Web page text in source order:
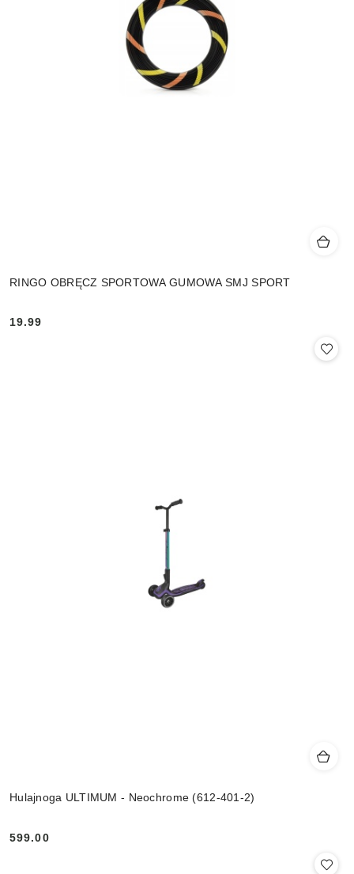
RINGO OBRĘCZ SPORTOWA GUMOWA SMJ SPORT
19.99
Hulajnoga ULTIMUM - Neochrome (612-401-2)
Cena:
599.00